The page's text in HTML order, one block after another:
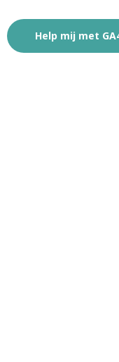
Help mij met